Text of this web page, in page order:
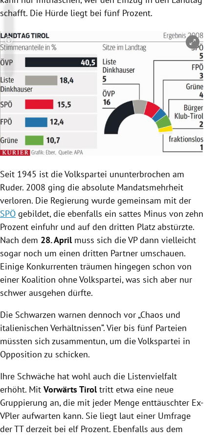
schafft. Die Hürde liegt bei fünf Prozent.
Copyright-Hinweis öffnen/schließen
Seit 1945 ist die Volkspartei ununterbrochen am
Ruder. 2008 ging die absolute Mandatsmehrheit
verloren. Die Regierung wurde gemeinsam mit der
SPÖ gebildet, die ebenfalls ein sattes Minus von zehn
Prozent einfuhr und auf den dritten Platz abstürzte.
Nach dem 28. Aprilmuss sich die VP dann vielleicht
sogar noch um einen dritten Partner umschauen.
Einige Konkurrenten träumen hingegen schon von
einer Koalition ohne Volkspartei, was sich aber nur
schwer ausgehen dürfte.
Die Schwarzen warnen dennoch vor „Chaos und
italienischen Verhältnissen“. Vier bis fünf Parteien
müssten sich zusammentun, um die Volkspartei in
Opposition zu schicken.
Ihre Schwäche hat wohl auch die Listenvielfalt
erhöht. Mit Vorwärts Tiroltritt etwa eine neue
Gruppierung an, die mit jeder Menge enttäuschter Ex-
VPler aufwarten kann. Sie liegt laut einer Umfrage
der TT derzeit bei elf Prozent. Ebenfalls aus dem